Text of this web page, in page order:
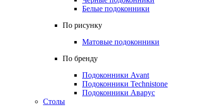
Белые подоконники
По рисунку
Матовые подоконники
По бренду
Подоконники Avant
Подоконники Technistone
Подоконники Аварус
Столы